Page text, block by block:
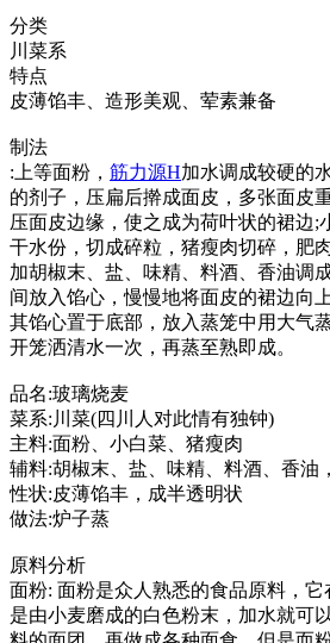
分类
川菜系
特点
皮薄馅丰、造形美观、荤素兼备
制法
:上等面粉， 筋力源H加水调成较硬的
的剂子，压扁后擀成面皮，多张面皮
压面皮边缘，使之成为荷叶状的裙边;
干水份，切成碎粒，猪瘦肉切碎，肥
加胡椒末、盐、味精、料酒、香油调
间放入馅心，慢慢地将面皮的裙边向
其馅心置于底部，放入蒸笼中用大气
开笼洒清水一次，再蒸至熟即成。
品名:玻璃烧麦
菜系:川菜(四川人对此情有独钟)
主料:面粉、小白菜、猪瘦肉
辅料:胡椒末、盐、味精、料酒、香油，
性状:皮薄馅丰，成半透明状
做法:炉子蒸
原料分析
面粉: 面粉是众人熟悉的食品原料，
是由小麦磨成的白色粉末，加水就可